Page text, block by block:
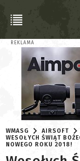
REKLAMA
WMASG AIRSOFT
WESOŁYCH ŚWIĄT
NOWEGO ROKU 2018!